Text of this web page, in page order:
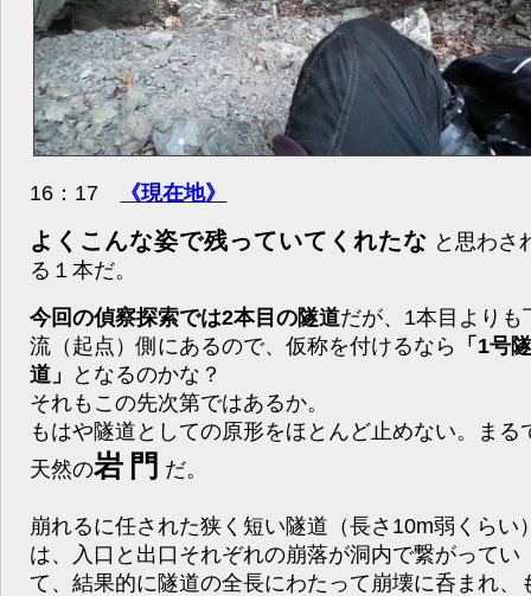
16：17 《現在地》
よくこんな姿で残っていてくれたな と思わさ
る１本だ。
今回の偵察探索では2本目の隧道だが、1本目よりも
流（起点）側にあるので、仮称を付けるなら
「1号
道」
となるのかな？
それもこの先次第ではあるか。
もはや隧道としての原形をほとんど止めない。まる
天然の岩門 だ。
崩れるに任された狭く短い隧道（長さ10m弱くらい
は、入口と出口それぞれの崩落が洞内で繋がってい
て、結果的に隧道の全長にわたって崩壊に呑まれ、